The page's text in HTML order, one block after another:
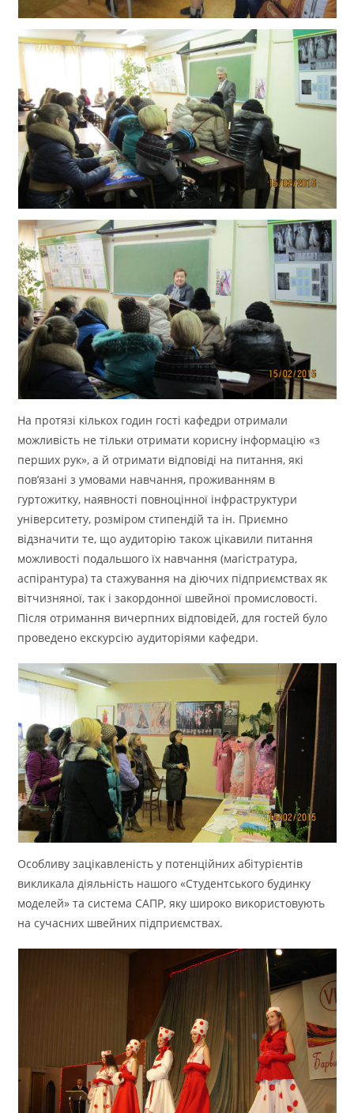
На протязі кількох годин гості кафедри отримали
можливість не тільки отримати корисну інформацію «з
перших рук», а й отримати відповіді на питання, які
пов’язані з умовами навчання, проживанням в
гуртожитку, наявності повноцінної інфраструктури
університету, розміром стипендій та ін. Приємно
відзначити те, що аудиторію також цікавили питання
можливості подальшого їх навчання (магістратура,
аспірантура) та стажування на діючих підприємствах як
вітчизняної, так і закордонної швейної промисловості.
Після отримання вичерпних відповідей, для гостей було
проведено екскурсію аудиторіями кафедри.
Особливу зацікавленість у потенційних абітурієнтів
викликала діяльність нашого «Студентського будинку
моделей» та система САПР, яку широко використовують
на сучасних швейних підприємствах.